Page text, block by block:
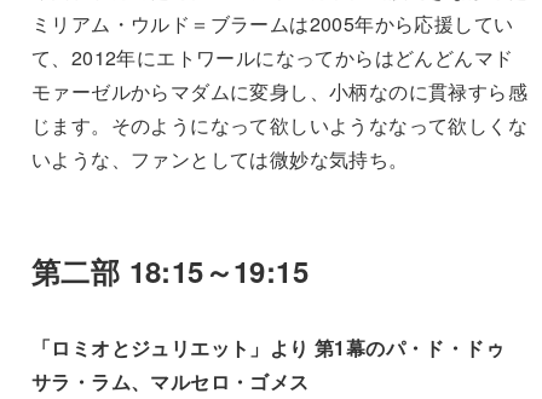
ミリアム・ウルド＝ブラームは2005年から応援してい
て、2012年にエトワールになってからはどんどんマド
モァーゼルからマダムに変身し、小柄なのに貫禄すら感
じます。そのようになって欲しいようななって欲しくな
いような、ファンとしては微妙な気持ち。
第二部 18:15～19:15
「ロミオとジュリエット」より 第1幕のパ・ド・ドゥ
サラ・ラム、マルセロ・ゴメス